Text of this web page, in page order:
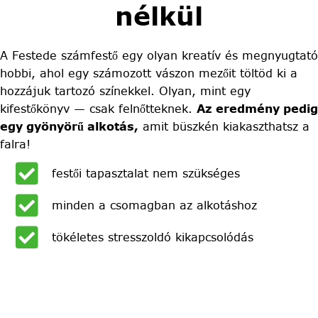
nélkül
A Festede számfestő egy olyan kreatív és megnyugtató
hobbi, ahol egy számozott vászon mezőit töltöd ki a
hozzájuk tartozó színekkel. Olyan, mint egy
kifestőkönyv — csak felnőtteknek. Az eredmény pedig
egy gyönyörű alkotás, amit büszkén kiakaszthatsz a
falra!
festői tapasztalat nem szükséges
minden a csomagban az alkotáshoz
tökéletes stresszoldó kikapcsolódás